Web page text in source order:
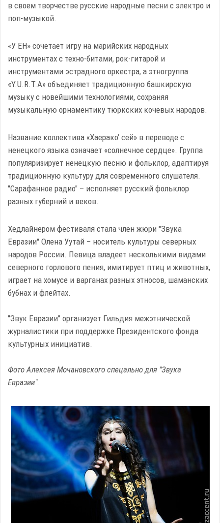
в своем творчестве русские народные песни с электро и
поп-музыкой.
«У ЕН» сочетает игру на марийских народных
инструментах с техно-битами, рок-гитарой и
инструментами эстрадного оркестра, а этногруппа
«Y.U.R.T.A» объединяет традиционную башкирскую
музыку с новейшими технологиями, сохраняя
музыкальную орнаментику тюркских кочевых народов.
Название коллектива «Хаерако’ сей» в переводе с
ненецкого языка означает «солнечное сердце». Группа
популяризирует ненецкую песню и фольклор, адаптируя
традиционную культуру для современного слушателя.
"Сарафанное радио" – исполняет русский фольклор
разных губерний и веков.
Хедлайнером фестиваля стала член жюри "Звука
Евразии" Олена Уутай – носитель культуры северных
народов России. Певица владеет несколькими видами
северного горлового пения, имитирует птиц и животных,
играет на хомусе и варганах разных этносов, шаманских
бубнах и флейтах.
"Звук Евразии" организует Гильдия межэтнической
журналистики при поддержке Президентского фонда
культурных инициатив.
Фото Алексея Мочановского спецально для "Звука
Евразии".